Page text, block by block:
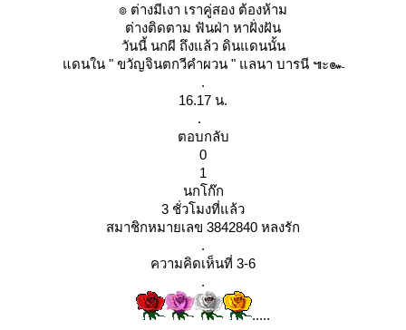
๏ ต่างมีเงา เราคู่สอง ต้องห้าม
ต่างติดตาม ฟันฝ่า หาฝั่งฝัน
วันนี้ นกผี ถึงแล้ว ดินแดนนั้น
ดนใน " ขวัญจินตกวีคำผวน " แลนา บารนี ๚ะ๛
.
16.17 น.
.
ตอบกลับ
0
1
นกโก๊ก
3 ชั่วโมงที่แล้ว
สมาชิกหมายเลข 3842840 หลงรัก
.
ความคิดเห็นที่ 3-6
.
.....